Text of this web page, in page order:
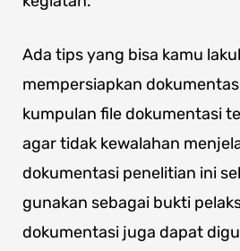
Ada tips yang bisa kamu
mempersiapkan
kumpulan file dokumentasi
agar tidak kewalahan
dokumentasi penelitian ini
gunakan sebagai bukti
dokumentasi juga dapat